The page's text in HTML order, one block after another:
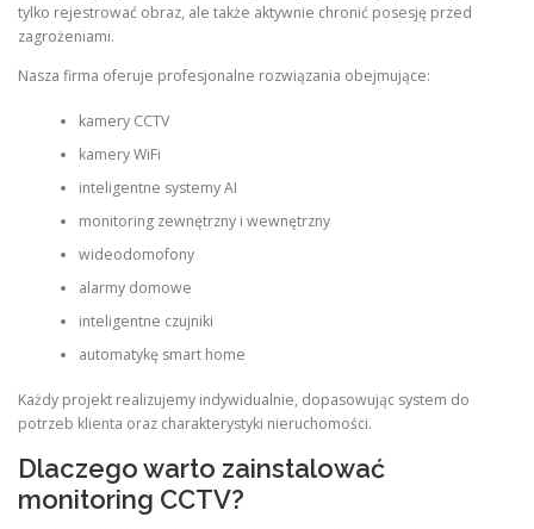
tylko rejestrować obraz, ale także aktywnie chronić posesję przed
zagrożeniami.
Nasza firma oferuje profesjonalne rozwiązania obejmujące:
kamery CCTV
kamery WiFi
inteligentne systemy AI
monitoring zewnętrzny i wewnętrzny
wideodomofony
alarmy domowe
inteligentne czujniki
automatykę smart home
Każdy projekt realizujemy indywidualnie, dopasowując system do
potrzeb klienta oraz charakterystyki nieruchomości.
Dlaczego warto zainstalować
monitoring CCTV?